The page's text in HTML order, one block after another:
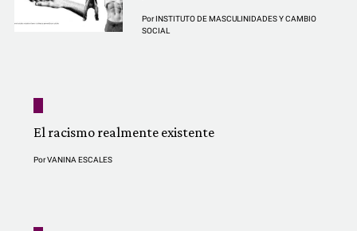
PorINSTITUTO DE MASCULINIDADES Y CAMBIO
SOCIAL
El racismo realmente existente
PorVANINA ESCALES